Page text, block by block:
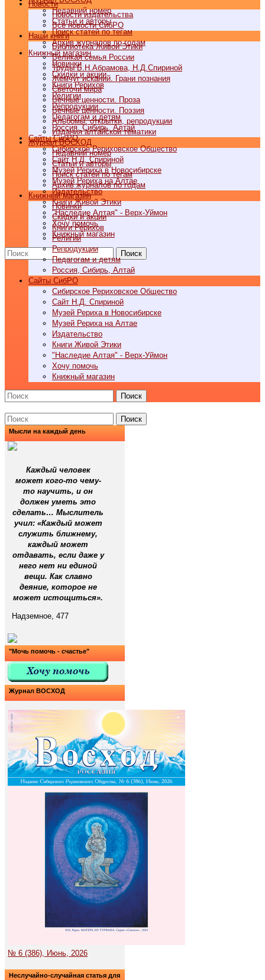
Недавний номер
Статьи и авторы
Поиск статей по тегам
Архив журналов по годам
Книжный магазин
Новинки
Скидки и акции
Книги Рерихов
Религии
Репродукции
Педагогам и детям
Россия, Сибирь, Алтай
Cайты СибРО
Сибирское Рериховское Общество
Сайт Н.Д. Спириной
Музей Рериха в Новосибирске
Музей Рериха на Алтае
Издательство
Книги Живой Этики
"Наследие Алтая" - Верх-Уймон
Хочу помочь
Книжный магазин
Поиск
Новости
Новости издательства
Все новости СибРО
Наши книги
Библиотека Живой Этики
Великая семья России
Труды Б.Н.Абрамова, Н.Д.Спириной
Жемчуг исканий. Грани познания
Светочи мира
Вечные ценности. Проза
Вечные ценности. Поэзия
Альбомы, открытки, репродукции
Издания алтайской тематики
Журнал ВОСХОД
Недавний номер
Статьи и авторы
Поиск статей по тегам
Архив журналов по годам
Книжный магазин
Новинки
Скидки и акции
Книги Рерихов
Религии
Репродукции
Педагогам и детям
Россия, Сибирь, Алтай
Cайты СибРО
Сибирское Рериховское Общество
Сайт Н.Д. Спириной
Музей Рериха в Новосибирске
Музей Рериха на Алтае
Издательство
Книги Живой Этики
"Наследие Алтая" - Верх-Уймон
Хочу помочь
Книжный магазин
Поиск
Поиск
Мысли на каждый день
Каждый человек
может кого-то чему-
то научить, и он
должен уметь это
сделать… Мыслитель
учил: «Каждый может
служить ближнему,
каждый может
отдавать, если даже у
него нет ни единой
вещи. Как славно
деяние, которое не
может истощиться».
Надземное, 477
"Мочь помочь - счастье"
Журнал ВОСХОД
№ 6 (386), Июнь, 2026
Неслучайно-случайная статья для